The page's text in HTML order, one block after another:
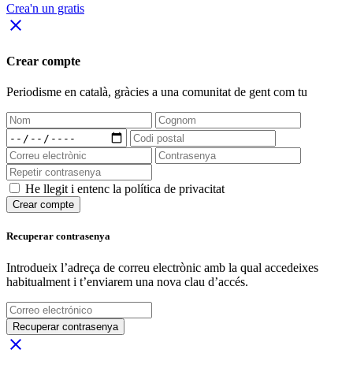
Crea'n un gratis
close
Crear compte
Periodisme en català, gràcies a una comunitat de gent com tu
He llegit i entenc la política de privacitat
Crear compte
Recuperar contrasenya
Introdueix l’adreça de correu electrònic amb la qual accedeixes
habitualment i t’enviarem una nova clau d’accés.
Recuperar contrasenya
close